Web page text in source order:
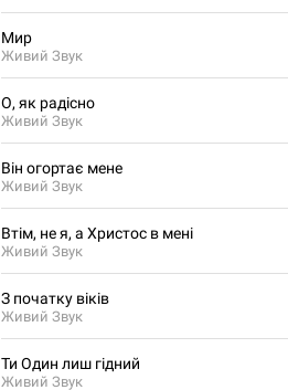
Мир
Живий Звук
О, як радісно
Живий Звук
Він огортає мене
Живий Звук
Втім, не я, а Христос в мені
Живий Звук
З початку віків
Живий Звук
Ти Один лиш гідний
Живий Звук